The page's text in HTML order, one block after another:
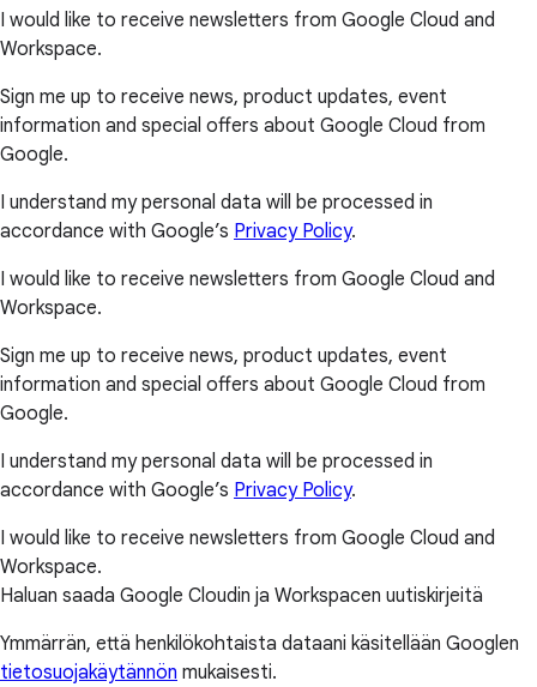
I would like to receive newsletters from Google Cloud and
Workspace.
Sign me up to receive news, product updates, event
information and special offers about Google Cloud from
Google.
I understand my personal data will be processed in
accordance with Google’s Privacy Policy.
I would like to receive newsletters from Google Cloud and
Workspace.
Sign me up to receive news, product updates, event
information and special offers about Google Cloud from
Google.
I understand my personal data will be processed in
accordance with Google’s Privacy Policy.
I would like to receive newsletters from Google Cloud and
Workspace.
Haluan saada Google Cloudin ja Workspacen uutiskirjeitä
Ymmärrän, että henkilökohtaista dataani käsitellään Googlen
tietosuojakäytännön mukaisesti.